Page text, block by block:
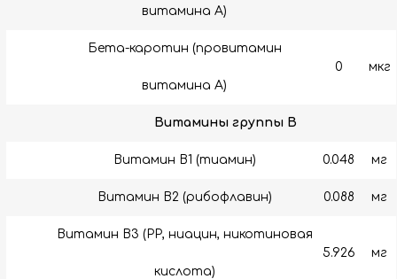
витамина А)
Бета-каротин (провитамин
витамина А)
0 мкг
Витамины группы B
Витамин B1 (тиамин) 0.048 мг
Витамин B2 (рибофлавин) 0.088 мг
Витамин B3 (РР, ниацин, никотиновая
кислота)
5.926 мг